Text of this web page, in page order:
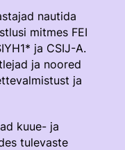
nautida
mitmes FEI
ja CSIJ-A.
ja noored
ja
kuue- ja
tulevaste